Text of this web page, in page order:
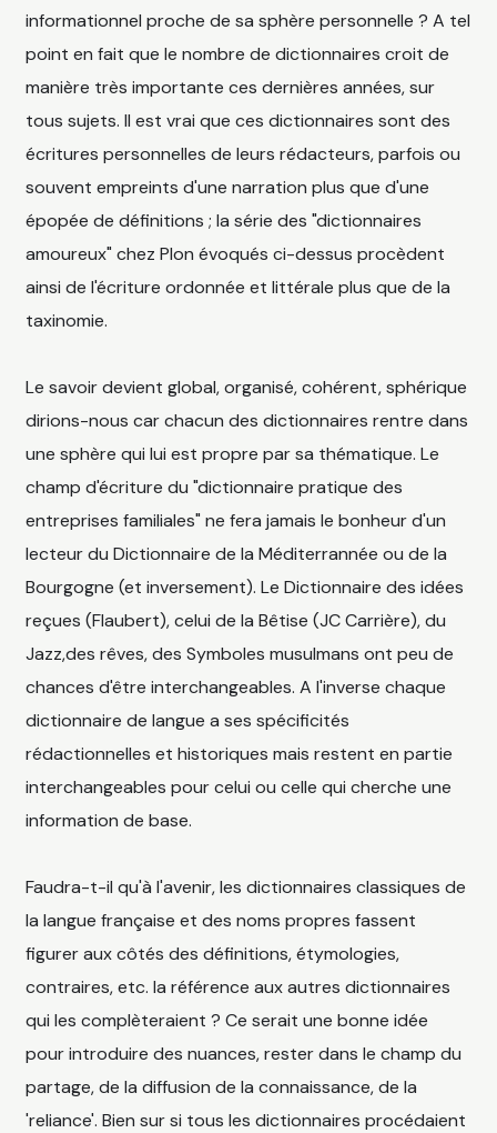
informationnel proche de sa sphère personnelle ? A tel
point en fait que le nombre de dictionnaires croit de
manière très importante ces dernières années, sur
tous sujets. Il est vrai que ces dictionnaires sont des
écritures personnelles de leurs rédacteurs, parfois ou
souvent empreints d'une narration plus que d'une
épopée de définitions ; la série des "dictionnaires
amoureux" chez Plon évoqués ci-dessus procèdent
ainsi de l'écriture ordonnée et littérale plus que de la
taxinomie.
Le savoir devient global, organisé, cohérent, sphérique
dirions-nous car chacun des dictionnaires rentre dans
une sphère qui lui est propre par sa thématique. Le
champ d'écriture du "dictionnaire pratique des
entreprises familiales" ne fera jamais le bonheur d'un
lecteur du Dictionnaire de la Méditerrannée ou de la
Bourgogne (et inversement). Le Dictionnaire des idées
reçues (Flaubert), celui de la Bêtise (JC Carrière), du
Jazz,des rêves, des Symboles musulmans ont peu de
chances d'être interchangeables. A l'inverse chaque
dictionnaire de langue a ses spécificités
rédactionnelles et historiques mais restent en partie
interchangeables pour celui ou celle qui cherche une
information de base.
Faudra-t-il qu'à l'avenir, les dictionnaires classiques de
la langue française et des noms propres fassent
figurer aux côtés des définitions, étymologies,
contraires, etc. la référence aux autres dictionnaires
qui les complèteraient ? Ce serait une bonne idée
pour introduire des nuances, rester dans le champ du
partage, de la diffusion de la connaissance, de la
'reliance'. Bien sur si tous les dictionnaires procédaient